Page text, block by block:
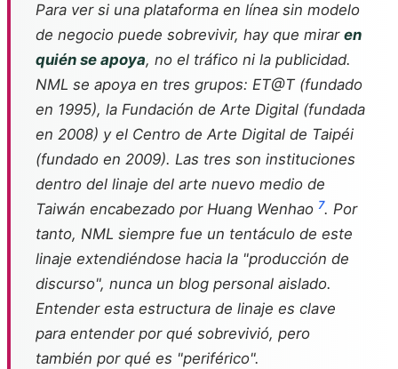
Para ver si una plataforma en línea sin modelo
de negocio puede sobrevivir, hay que mirar en
quién se apoya, no el tráfico ni la publicidad.
NML se apoya en tres grupos: ET@T (fundado
en 1995), la Fundación de Arte Digital (fundada
en 2008) y el Centro de Arte Digital de Taipéi
(fundado en 2009). Las tres son instituciones
dentro del linaje del arte nuevo medio de
Taiwán encabezado por Huang Wenhao 7. Por
tanto, NML siempre fue un tentáculo de este
linaje extendiéndose hacia la "producción de
discurso", nunca un blog personal aislado.
Entender esta estructura de linaje es clave
para entender por qué sobrevivió, pero
también por qué es "periférico".